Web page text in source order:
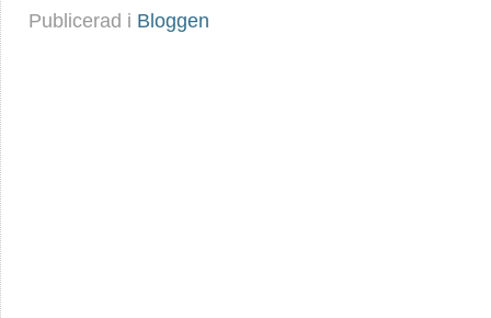
Publicerad i Bloggen